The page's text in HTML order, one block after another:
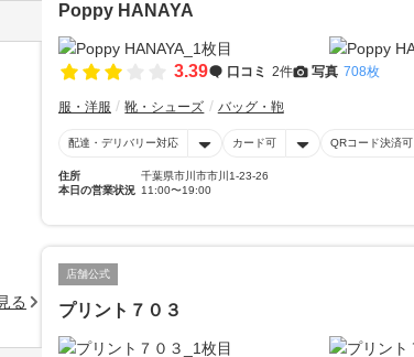
Poppy HANAYA
3.39 口コミ 2件 写真 708枚
服・洋服 靴・シューズ バッグ・鞄
配達・デリバリー対応 カード可 QRコード決済可
住所
千葉県市川市市川1-23-26
本日の営業状況 11:00〜19:00
店舗公式
プリント７０３
る